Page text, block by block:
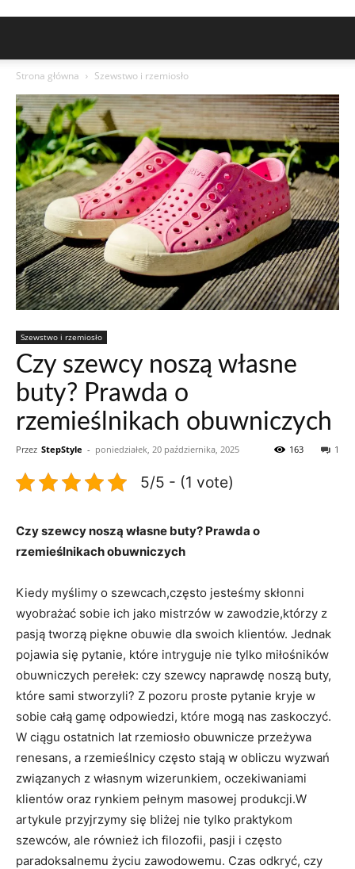
Strona główna Szewstwo i rzemiosło
Szewstwo i rzemiosło
Czy szewcy noszą własne
buty? Prawda o
rzemieślnikach obuwniczych
Przez StepStyle - poniedziałek, 20 października, 2025 1
163
5/5 - (1 vote)
Czy szewcy noszą własne buty? Prawda o
rzemieślnikach obuwniczych
Kiedy myślimy o szewcach,często jesteśmy skłonni
wyobrażać sobie ich jako mistrzów w zawodzie,którzy z
pasją tworzą piękne obuwie dla swoich klientów. Jednak
pojawia się pytanie, które intryguje nie tylko miłośników
obuwniczych perełek: czy szewcy naprawdę noszą buty,
które sami stworzyli? Z pozoru proste pytanie kryje w
sobie całą gamę odpowiedzi, które mogą nas zaskoczyć.
W ciągu ostatnich lat rzemiosło obuwnicze przeżywa
renesans, a rzemieślnicy często stają w obliczu wyzwań
związanych z własnym wizerunkiem, oczekiwaniami
klientów oraz rynkiem pełnym masowej produkcji.W
artykule przyjrzymy się bliżej nie tylko praktykom
szewców, ale również ich filozofii, pasji i często
paradoksalnemu życiu zawodowemu. Czas odkryć, czy